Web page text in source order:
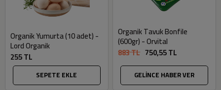
Organik Yumurta (10 adet) -
Lord Organik
255 TL
SEPETE EKLE
Organik Tavuk Bonfile
(600gr) - Orvital
883 TL 750,55 TL
GELİNCE HABER VER